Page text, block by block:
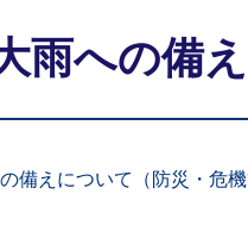
雨への備え
備えについて（防災・危